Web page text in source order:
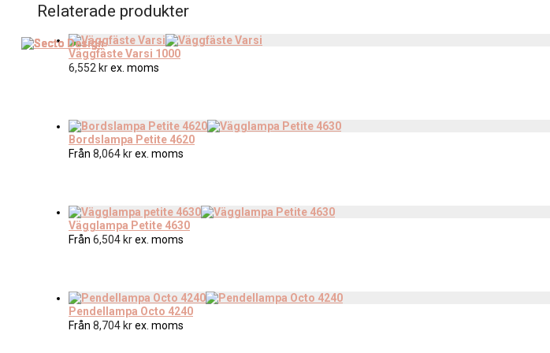
Relaterade produkter
Väggfäste Varsi 1000
6,552 krex. moms
Bordslampa Petite 4620
Från 8,064 krex. moms
Vägglampa Petite 4630
Från 6,504 krex. moms
Pendellampa Octo 4240
Från 8,704 krex. moms